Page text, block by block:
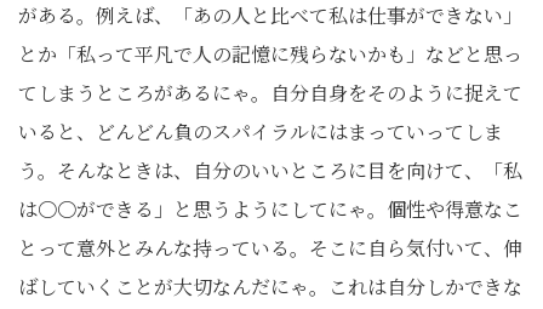
がある。例えば、「あの人と比べて私は仕事ができない」
とか「私って平凡で人の記憶に残らないかも」などと思っ
てしまうところがあるにゃ。自分自身をそのように捉えて
いると、どんどん負のスパイラルにはまっていってしま
う。そんなときは、自分のいいところに目を向けて、「私
は〇〇ができる」と思うようにしてにゃ。個性や得意なこ
とって意外とみんな持っている。そこに自ら気付いて、伸
ばしていくことが大切なんだにゃ。これは自分しかできな